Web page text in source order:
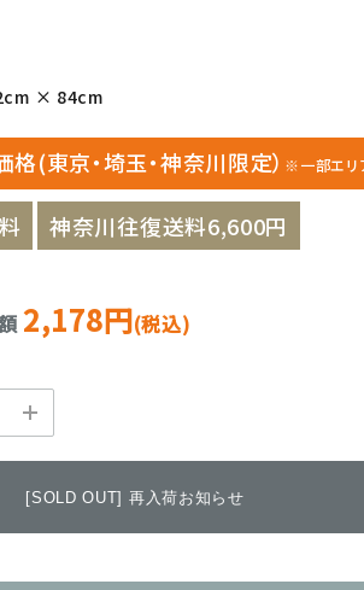
× 84cm
格(東京・埼玉・神奈川限定） ※一部エリ
神奈川往復送料6,600円
2,178円(税込)
[SOLD OUT] 再入荷お知らせ